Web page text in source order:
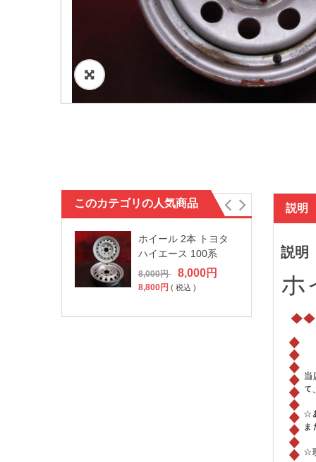
このカテゴリの人気商品
ホイール 2本 トヨタ
ハイエース 100系
8,000円 8,000円
8,800円 ( 税込 )
説明
説明
ホ